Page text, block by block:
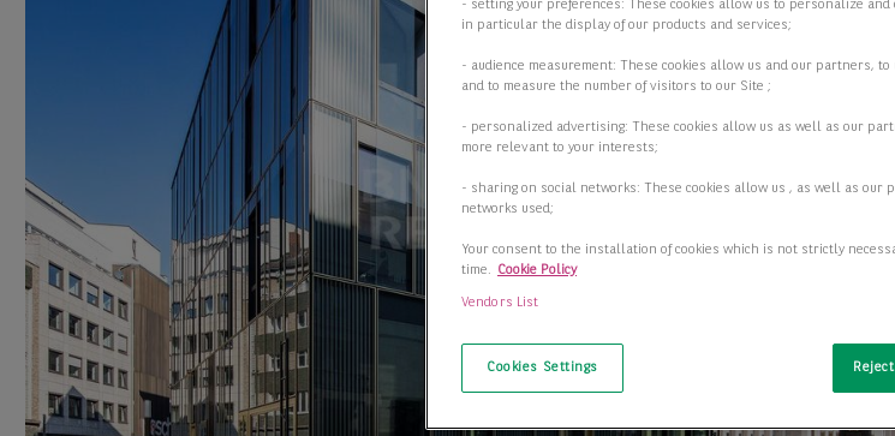
- setting your preferences: These cookies allow us to personalize
in particular the display of our products and services;
- audience measurement: These cookies allow us and our partners,
and to measure the number of visitors to our Site ;
- personalized advertising: These cookies allow us as well as our
more relevant to your interests;
- sharing on social networks: These cookies allow us , as well as
networks used;
Your consent to the installation of cookies which is not strictly
time. Cookie Policy
Vendors List
Cookies Settings